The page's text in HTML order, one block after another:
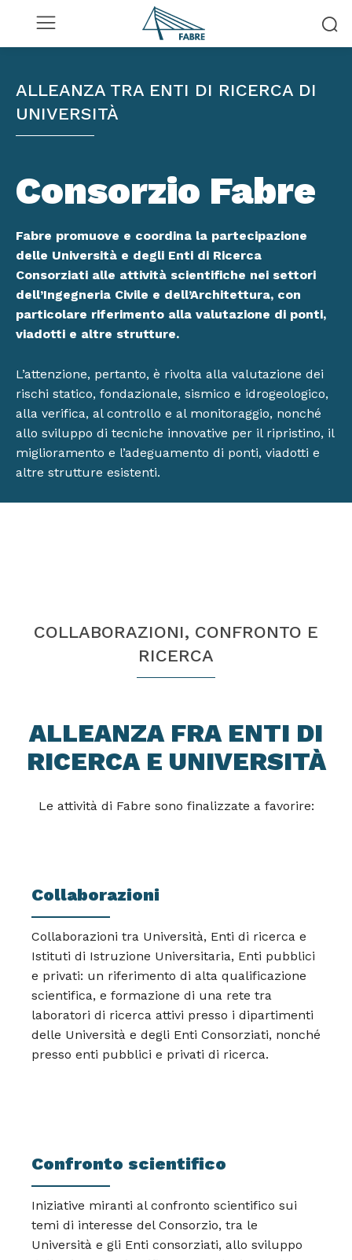
ALLEANZA TRA ENTI DI RICERCA DI
UNIVERSITÀ
Consorzio Fabre
Fabre promuove e coordina la partecipazione
delle Università e degli Enti di Ricerca
Consorziati alle attività scientifiche nei settori
dell’Ingegneria Civile e dell’Architettura, con
particolare riferimento alla valutazione di ponti,
viadotti e altre strutture.
L’attenzione, pertanto, è rivolta alla valutazione dei
rischi statico, fondazionale, sismico e idrogeologico,
alla verifica, al controllo e al monitoraggio, nonché
allo sviluppo di tecniche innovative per il ripristino, il
miglioramento e l’adeguamento di ponti, viadotti e
altre strutture esistenti.
COLLABORAZIONI, CONFRONTO E
RICERCA
ALLEANZA FRA ENTI DI
RICERCA E UNIVERSITÀ
Le attività di Fabre sono finalizzate a favorire:
Collaborazioni
Collaborazioni tra Università, Enti di ricerca e
Istituti di Istruzione Universitaria, Enti pubblici
e privati: un riferimento di alta qualificazione
scientifica, e formazione di una rete tra
laboratori di ricerca attivi presso i dipartimenti
delle Università e degli Enti Consorziati, nonché
presso enti pubblici e privati di ricerca.
Confronto scientifico
Iniziative miranti al confronto scientifico sui
temi di interesse del Consorzio, tra le
Università e gli Enti consorziati, allo sviluppo